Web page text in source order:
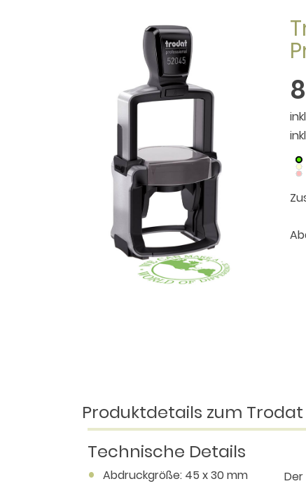
Produktdetails zum
Technische Details
Abdruckgröße: 45 x 30 mm